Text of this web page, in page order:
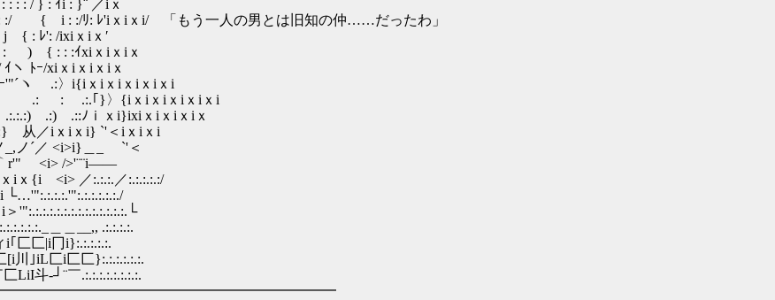
: ｲi : }¨ ／iｘ
ﾚ'iｘiｘi/ 「もう一人の男とは旧知の仲……だったわ」
: ﾚ': /ixiｘiｘ′
: ) { : : :ｲxiｘiｘiｘ
ｰ/xiｘiｘiｘiｘ
〉i{iｘiｘiｘiｘiｘi
}〉{iｘiｘiｘiｘiｘi
ﾉｉｘi}ixiｘiｘiｘiｘ
iｘi} `'＜iｘiｘi
´／ <i>i}＿_ `'＜
⌒ r'" <i> />'¨¨i――
ｘiｘ{i <i> ／:.:.:.／:.:.:.:.:/
└…'":.:.:.:.'":.:.:.:.:.:./
'":.:.:.:.:.:.:.:.:.:.:.:.:.:.└
＿＿__,, .:.:.:.:.
i｢匚匚|i冂i}:.:.:.:.:.
[i川｣iL匚i匚匚}:.:.:.:.:.:.
LiI斗‐┘¨￣.:.:.:.:.:.:.:.:.